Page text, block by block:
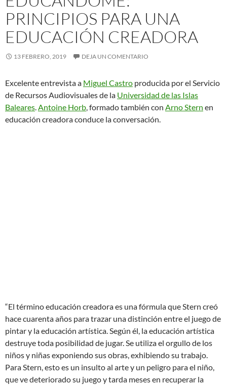
PRINCIPIOS PARA UNA
EDUCACIÓN CREADORA
13 FEBRERO, 2019 DEJA UN COMENTARIO
Excelente entrevista a Miguel Castro producida por el Servicio
de Recursos Audiovisuales de la Universidad de las Islas
Baleares.Antoine Horb, formado también con Arno Stern en
educación creadora conduce la conversación.
“El término educación creadora es una fórmula que Stern creó
hace cuarenta años para trazar una distinción entre el juego de
pintar y la educación artística. Según él, la educación artística
destruye toda posibilidad de jugar. Se utiliza el orgullo de los
niños y niñas exponiendo sus obras, exhibiendo su trabajo.
Para Stern, esto es un insulto al arte y un peligro para el niño,
que ve deteriorado su juego y tarda meses en recuperar la